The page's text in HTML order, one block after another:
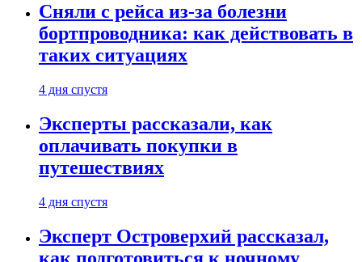
Сняли с рейса из-за болезни
бортпроводника: как действовать в
таких ситуациях
4 дня спустя
Эксперты рассказали, как
оплачивать покупки в
путешествиях
4 дня спустя
Эксперт Островерхий рассказал,
как подготовиться к ночному